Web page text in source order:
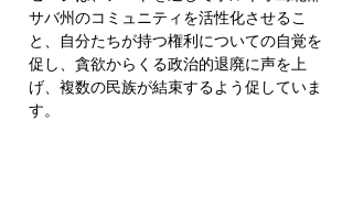
サバ州のコミュニティを活性化させるこ
と、自分たちが持つ権利についての自覚を
促し、貪欲からくる政治的退廃に声を上
げ、複数の民族が結束するよう促していま
す。